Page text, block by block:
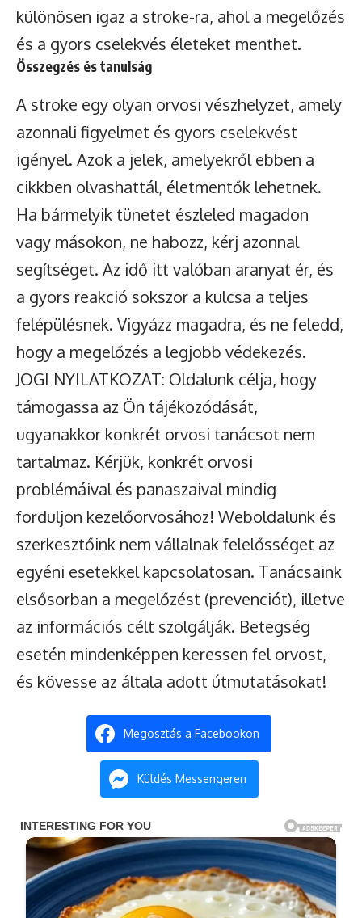
különösen igaz a stroke-ra, ahol a megelőzés
és a gyors cselekvés életeket menthet.
Összegzés és tanulság
A stroke egy olyan orvosi vészhelyzet, amely
azonnali figyelmet és gyors cselekvést
igényel. Azok a jelek, amelyekről ebben a
cikkben olvashattál, életmentők lehetnek.
Ha bármelyik tünetet észleled magadon
vagy másokon, ne habozz, kérj azonnal
segítséget. Az idő itt valóban aranyat ér, és
a gyors reakció sokszor a kulcsa a teljes
felépülésnek. Vigyázz magadra, és ne feledd,
hogy a megelőzés a legjobb védekezés.
JOGI NYILATKOZAT: Oldalunk célja, hogy
támogassa az Ön tájékozódását,
ugyanakkor konkrét orvosi tanácsot nem
tartalmaz. Kérjük, konkrét orvosi
problémáival és panaszaival mindig
forduljon kezelőorvosához! Weboldalunk és
szerkesztőink nem vállalnak felelősséget az
egyéni esetekkel kapcsolatosan. Tanácsaink
elsősorban a megelőzést (prevenciót), illetve
az információs célt szolgálják. Betegség
esetén mindenképpen keressen fel orvost,
és kövesse az általa adott útmutatásokat!
Megosztás a Facebookon
Küldés Messengeren